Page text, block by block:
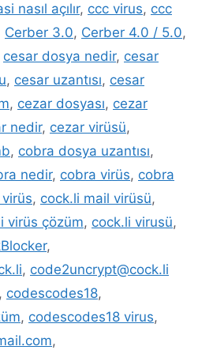
nasıl açılır, ccc virus, ccc
Cerber 3.0, Cerber 4.0 / 5.0,
cesar dosya nedir, cesar
, cesar uzantısı, cesar
, cezar dosyası, cezar
nedir, cezar virüsü,
, cobra dosya uzantısı,
nedir, cobra virüs, cobra
, cock.li mail virüsü,
virüs çözüm, cock.li virusü,
,
, code2uncrypt@cock.li
, codescodes18,
, codescodes18 virus,
,